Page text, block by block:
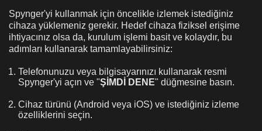
Spynger'yi kullanmak için öncelikle izlemek istediğiniz
cihaza yüklemeniz gerekir. Hedef cihaza fiziksel erişime
ihtiyacınız olsa da, kurulum işlemi basit ve kolaydır, bu
adımları kullanarak tamamlayabilirsiniz:
Telefonunuzu veya bilgisayarınızı kullanarak resmi
Spynger'yi açın ve "ŞİMDİ DENE" düğmesine basın.
Cihaz türünü (Android veya iOS) ve istediğiniz izleme
özelliklerini seçin.